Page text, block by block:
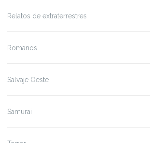
Relatos de extraterrestres
Romanos
Salvaje Oeste
Samurai